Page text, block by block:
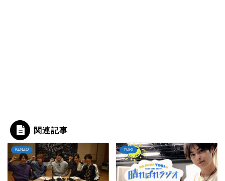
関連記事
KENZO YORI